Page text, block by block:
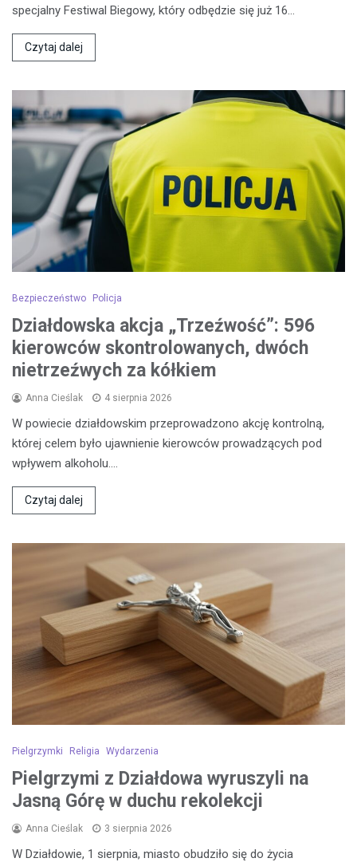
specjalny Festiwal Biegowy, który odbędzie się już 16…
Czytaj dalej
Bezpieczeństwo Policja
Działdowska akcja „Trzeźwość”: 596
kierowców skontrolowanych, dwóch
nietrzeźwych za kółkiem
Anna Cieślak 4 sierpnia 2026
W powiecie działdowskim przeprowadzono akcję kontrolną,
której celem było ujawnienie kierowców prowadzących pod
wpływem alkoholu.…
Czytaj dalej
Pielgrzymki Religia Wydarzenia
Pielgrzymi z Działdowa wyruszyli na
Jasną Górę w duchu rekolekcji
Anna Cieślak 3 sierpnia 2026
W Działdowie, 1 sierpnia, miasto obudziło się do życia